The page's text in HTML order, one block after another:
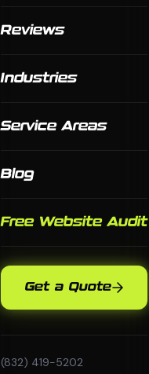
Reviews
Industries
Service Areas
Blog
Free Website Audit
Get a Quote
(832) 419-5202